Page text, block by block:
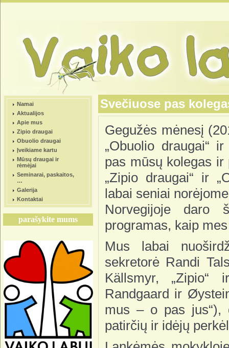
Namai
Aktualijos
Apie mus
Zipio draugai
Obuolio draugai
Įveikiame kartu
Mūsų draugai ir
rėmėjai
Seminarai, paskaitos,
…
Galerija
Kontaktai
parašykite mums
Svečiuose pas
Gegužės mėnesį
„Obuolio draugai“
pas mūsų kolegas ir
„Zipio draugai“ ir
labai seniai
Norvegijoje daro
programas, kaip
Mus labai
sekretorė Randi
Källsmyr, „Zipio“
Randgaard ir
mus – o pas jus“),
patirčių ir idėjų